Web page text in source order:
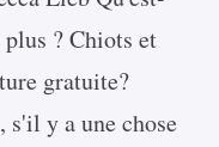
? Chiots et
gratuite?
s'il y a une chose